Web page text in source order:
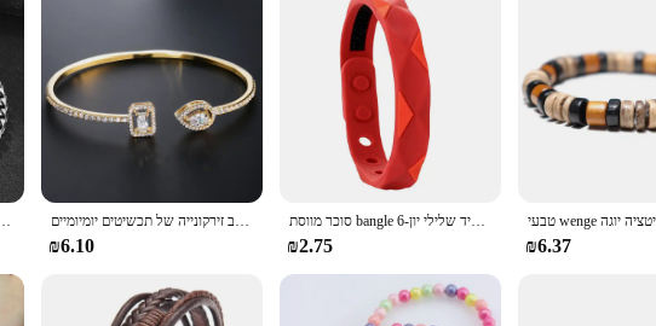
use but are also ideal for wholesale and suppliers. The wholesale prices make it an
to withstand the demands of daily use, ensuring that they remain in good condition even
a unique and personalized service to their customers.
צמידים מפלדת אל חלד מינימליסטי צמיד אופנה עבות גאומטריה יוקרתית בצבע זהב מגלי השרוול עבור נשים אופנה צמידים מעוקב זירקונייה של תכשיטים יומיומיים.
₪6.10
סוכר מווסת bangle 6-חור התאמת רצועת יד יוניסקס ללבוש סיליקה ג 'ל אנטי סטטי צמיד שלילי יון wristband
₪2.75 ₪6.37